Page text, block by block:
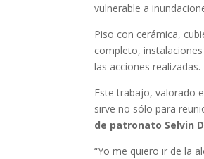
vulnerable a
Piso con cerámica,
completo,
las acciones realizadas.
Este trabajo, valorado
sirve no sólo para
de patronato Selvin
“Yo me quiero ir de la